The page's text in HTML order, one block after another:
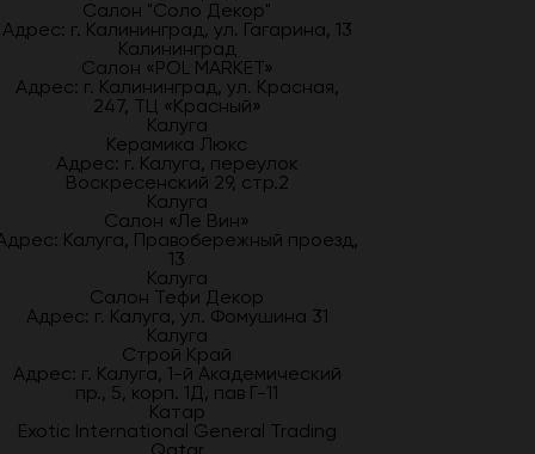
Салон "Соло Декор"
Адрес: г. Калининград, ул. Гагарина, 13
Калининград
Салон «POL MARKET»
Адрес: г. Калининград, ул. Красная,
247, ТЦ «Красный»
Калуга
Керамика Люкс
Адрес: г. Калуга, переулок
Воскресенский 29, стр.2
Калуга
Салон «Ле Вин»
Калуга, Правобережный проезд,
13
Калуга
Салон Тефи Декор
Адрес: г. Калуга, ул. Фомушина 31
Калуга
Строй Край
Адрес: г. Калуга, 1-й Академический
пр., 5, корп. 1Д, пав Г-11
Катар
Exotic International General Trading